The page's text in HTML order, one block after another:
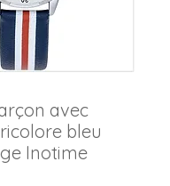
avec
bleu
Inotime